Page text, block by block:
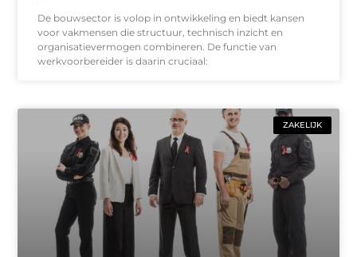
De bouwsector is volop in ontwikkeling en biedt kansen
voor vakmensen die structuur, technisch inzicht en
organisatievermogen combineren. De functie van
werkvoorbereider is daarin cruciaal:
ZAKELIJK